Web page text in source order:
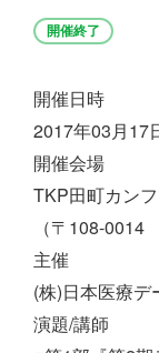
開催終了
開催日時
2017年03月17
開催会場
TKP田町カン
（〒108-
主催
(株)日本医療デ
演題/講師